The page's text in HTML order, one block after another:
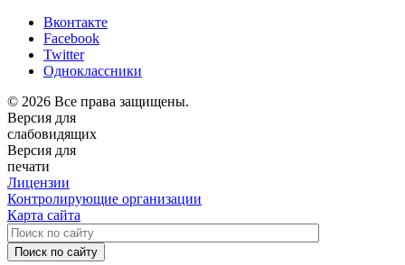
Вконтакте
Facebook
Twitter
Одноклассники
© 2026 Все права защищены.
Версия для
слабовидящих
Версия для
печати
Лицензии
Контролирующие организации
Карта сайта
Поиск по сайту